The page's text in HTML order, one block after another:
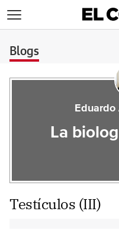
Blogs
La
Testículos (III)